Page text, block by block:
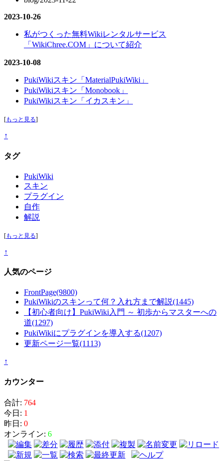
2023-10-26
私がつくった無料Wikiレンタルサービス
「WikiChree.COM」について紹介
2023-10-08
PukiWikiスキン「MaterialPukiWiki」
PukiWikiスキン「Monobook」
PukiWikiスキン「イカスキン」
[もっと見る]
↑
タグ
PukiWiki
スキン
プラグイン
自作
解説
[もっと見る]
↑
人気のページ
FrontPage(9800)
PukiWikiのスキンって何？入れ方まで解説(1445)
【初心者向け】PukiWiki入門 ～ 初歩からマスターへの
道(1297)
PukiWikiにプラグインを導入する(1207)
更新ページ一覧(1113)
↑
カウンター
合計: 764
今日: 1
昨日: 0
オンライン: 6